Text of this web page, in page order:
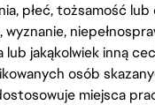
płeć, tożsamość
jakąkolwiek inną
osób
miejsca